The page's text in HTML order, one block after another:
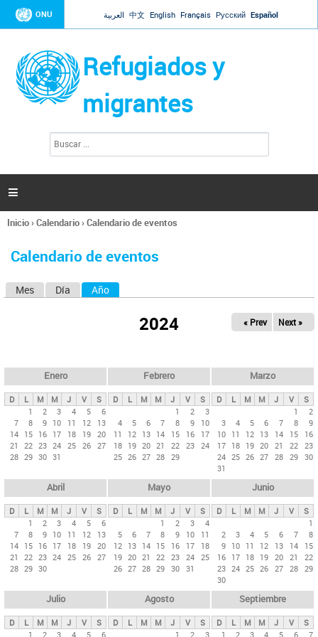
Jump to navigation
ONU العربية 中文 English Français Русский Español
Refugiados y
migrantes
l
d
s

Se
usted
Inicio›Calendario›Calendario de eventos
Calendario de eventos
s
p
n
c
i
p
e
Mes Día Año
2024 « Prev Next »
Enero
D L M M J V
S
1
2 3 4 5
6
7
8 9 10 11 12
13
14 15 16 17 18 19 20
21
22 23 24 25 26 27
28 29 30 31
Febrero
D L M M J V
S
1
2
3
4
5 6 7 8 9
10
11
12 13 14 15 16
17
18 19 20 21 22 23 24
25 26 27 28 29
Marzo
D L M M J V
S
1
2
3
4 5 6 7 8
9
10 11 12 13 14 15
16
17 18 19 20 21 22 23
24 25 26 27 28 29 30
31
Abril
D L M M J V
S
1
2 3 4 5
6
7
8 9 10 11 12
13
14 15 16 17 18 19 20
21
22 23 24 25 26 27
28 29 30
Mayo
D L M M J V
S
1
2 3
4
5
6 7 8 9 10
11
12 13 14 15 16 17
18
19 20 21 22 23 24 25
26 27 28 29 30 31
Junio
D L M M J V
S
1
2
3 4 5 6 7
8
9 10 11 12 13 14
15
16 17 18 19 20 21
22
23 24 25 26 27 28 29
30
Julio
D L M M J V
S
1
2 3 4 5 6
Agosto
D L M M J V
S
1
2 3
Septiembre
D L M M J V
S
1
2 3 4 5 6 7